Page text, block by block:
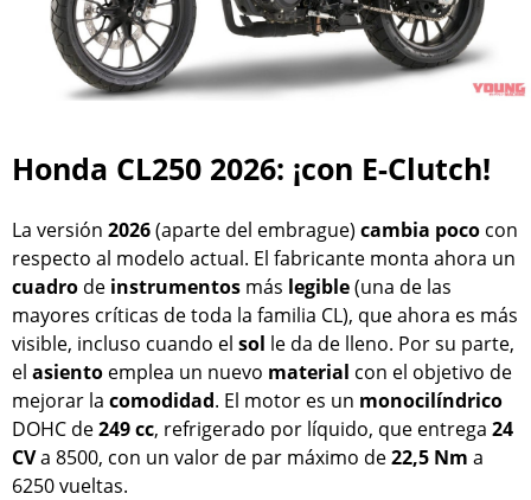
Honda CL250 2026: ¡con E-Clutch!
La versión 2026(aparte del embrague) cambia poco con
respecto al modelo actual. El fabricante monta ahora un
cuadro de instrumentos más legible(una de las
mayores críticas de toda la familia CL), que ahora es más
visible, incluso cuando el sol le da de lleno. Por su parte,
el asiento emplea un nuevo material con el objetivo de
mejorar la comodidad. El motor es un monocilíndrico
DOHC de249 cc, refrigerado por líquido, que entrega 24
CVa 8500, con un valor de par máximo de22,5 Nm a
6250 vueltas.